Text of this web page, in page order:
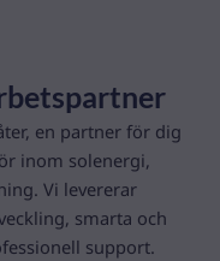
en partner för dig
inom solenergi,
Vi levererar
smarta och
support.